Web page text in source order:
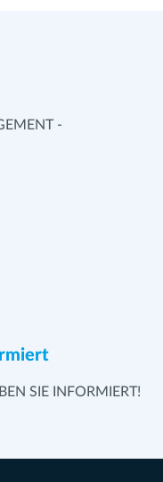
-
SIE INFORMIERT!